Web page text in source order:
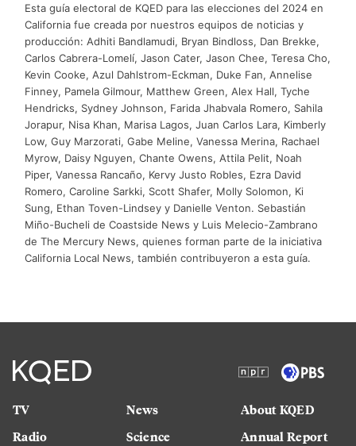
Esta guía electoral de KQED para las elecciones del 2024 en
California fue creada por nuestros equipos de noticias y
producción: Adhiti Bandlamudi, Bryan Bindloss, Dan Brekke,
Carlos Cabrera-Lomelí, Jason Cater, Jason Chee, Teresa Cho,
Kevin Cooke, Azul Dahlstrom-Eckman, Duke Fan, Annelise
Finney, Pamela Gilmour, Matthew Green, Alex Hall, Tyche
Hendricks, Sydney Johnson, Farida Jhabvala Romero, Sahila
Jorapur, Nisa Khan, Marisa Lagos, Juan Carlos Lara, Kimberly
Low, Guy Marzorati, Gabe Meline, Vanessa Merina, Rachael
Myrow, Daisy Nguyen, Chante Owens, Attila Pelit, Noah
Piper, Vanessa Rancaño, Kervy Justo Robles, Ezra David
Romero, Caroline Sarkki, Scott Shafer, Molly Solomon, Ki
Sung, Ethan Toven-Lindsey y Danielle Venton. Sebastián
Miño-Bucheli de Coastside News y Luis Melecio-Zambrano
de The Mercury News, quienes forman parte de la iniciativa
California Local News, también contribuyeron a esta guía.
TV
Radio
News
Science
About KQED
Annual Report